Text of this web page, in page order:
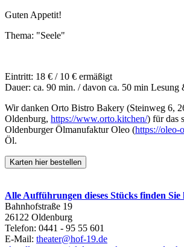
Guten Appetit!
Thema: "Seele"
Eintritt: 18 € / 10 € ermäßigt
Dauer: ca. 90 min. / davon ca. 50 min
Wir danken Orto Bistro Bakery (Steinweg 6,
Oldenburg, https://www.orto.kitchen/) für das
Oldenburger Ölmanufaktur Oleo (https://oleo-
Öl.
Karten hier bestellen
Alle Aufführungen dieses Stücks finden Sie
Bahnhofstraße 19
26122 Oldenburg
Telefon: 0441 - 95 55 601
E-Mail: theater@hof-19.de